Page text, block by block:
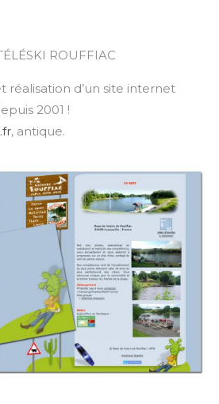
ROUFFIAC
réalisation d’un site internet
2001 !
, antique.